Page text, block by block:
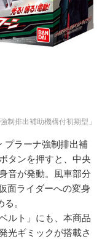
制排出補助機構付初期型」
プラーナ強制排出補
タンを押すと、中央
音が発動。風車部分
面ライダーへの変身
。
ルト」にも、本商品
光ギミックが搭載さ